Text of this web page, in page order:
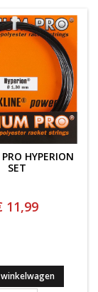
HYPERION
SET
11,99